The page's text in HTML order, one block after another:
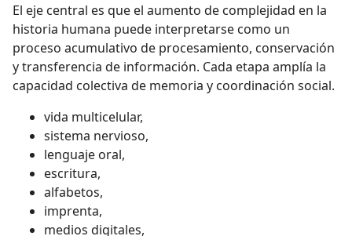
El eje central es que el aumento de complejidad en la
historia humana puede interpretarse como un
proceso acumulativo de procesamiento, conservación
y transferencia de información. Cada etapa amplía la
capacidad colectiva de memoria y coordinación social.
vida multicelular,
sistema nervioso,
lenguaje oral,
escritura,
alfabetos,
imprenta,
medios digitales,